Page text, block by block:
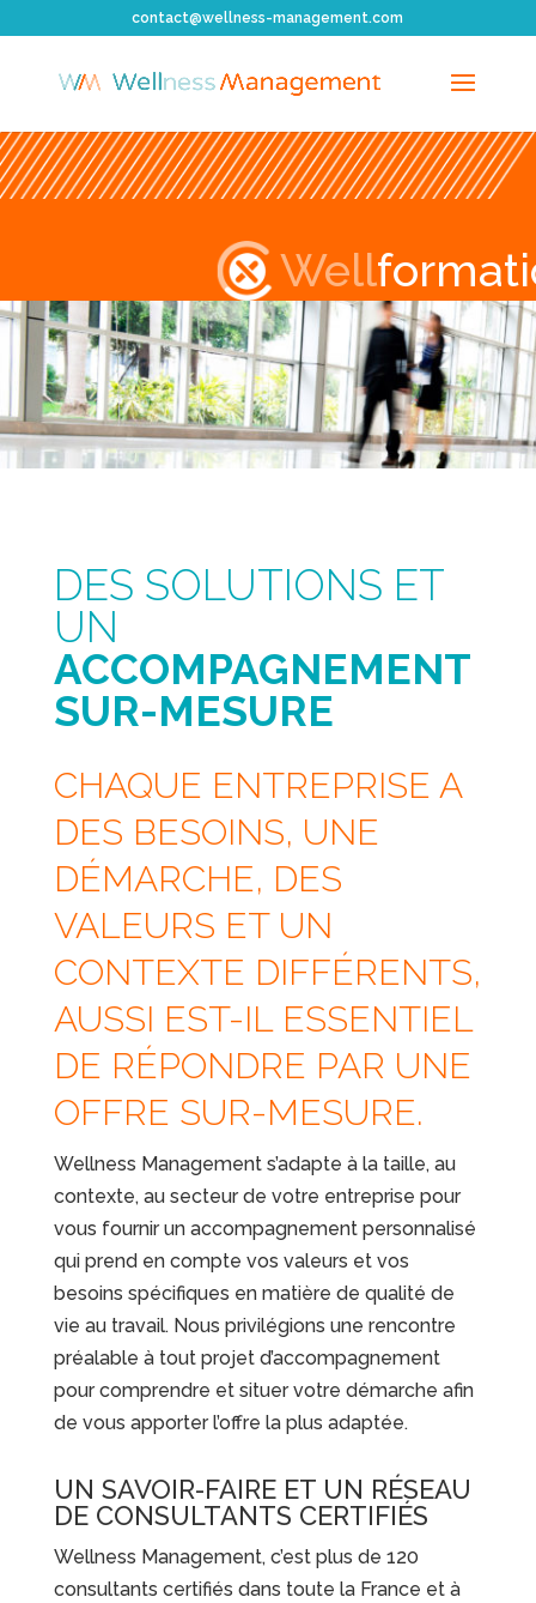
contact@wellness-management.com
Well
DES SOLUTIONS ET
UN
ACCOMPAGNEMENT
SUR-MESURE
CHAQUE ENTREPRISE A
DES BESOINS, UNE
DÉMARCHE, DES
VALEURS ET UN
CONTEXTE DIFFÉRENTS,
AUSSI EST-IL ESSENTIEL
DE RÉPONDRE PAR UNE
OFFRE SUR-MESURE.
Wellness Management s’adapte à la taille, au
contexte, au secteur de votre entreprise pour
vous fournir un accompagnement personnalisé
qui prend en compte vos valeurs et vos
besoins spécifiques en matière de qualité de
vie au travail. Nous privilégions une rencontre
préalable à tout projet d’accompagnement
pour comprendre et situer votre démarche afin
de vous apporter l’offre la plus adaptée.
UN SAVOIR-FAIRE ET UN RÉSEAU
DE CONSULTANTS CERTIFIÉS
Wellness Management, c’est plus de 120
consultants certifiés dans toute la France et à